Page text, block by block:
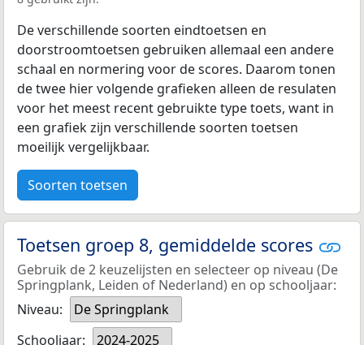
De verschillende soorten eindtoetsen en
doorstroomtoetsen gebruiken allemaal een andere
schaal en normering voor de scores. Daarom tonen
de twee hier volgende grafieken alleen de resulaten
voor het meest recent gebruikte type toets, want in
een grafiek zijn verschillende soorten toetsen
moeilijk vergelijkbaar.
Soorten toetsen
Toetsen groep 8, gemiddelde scores
Gebruik de 2 keuzelijsten en selecteer op niveau (De
Springplank, Leiden of Nederland) en op schooljaar:
Niveau:
De Springplank
Schooljaar:
2024-2025